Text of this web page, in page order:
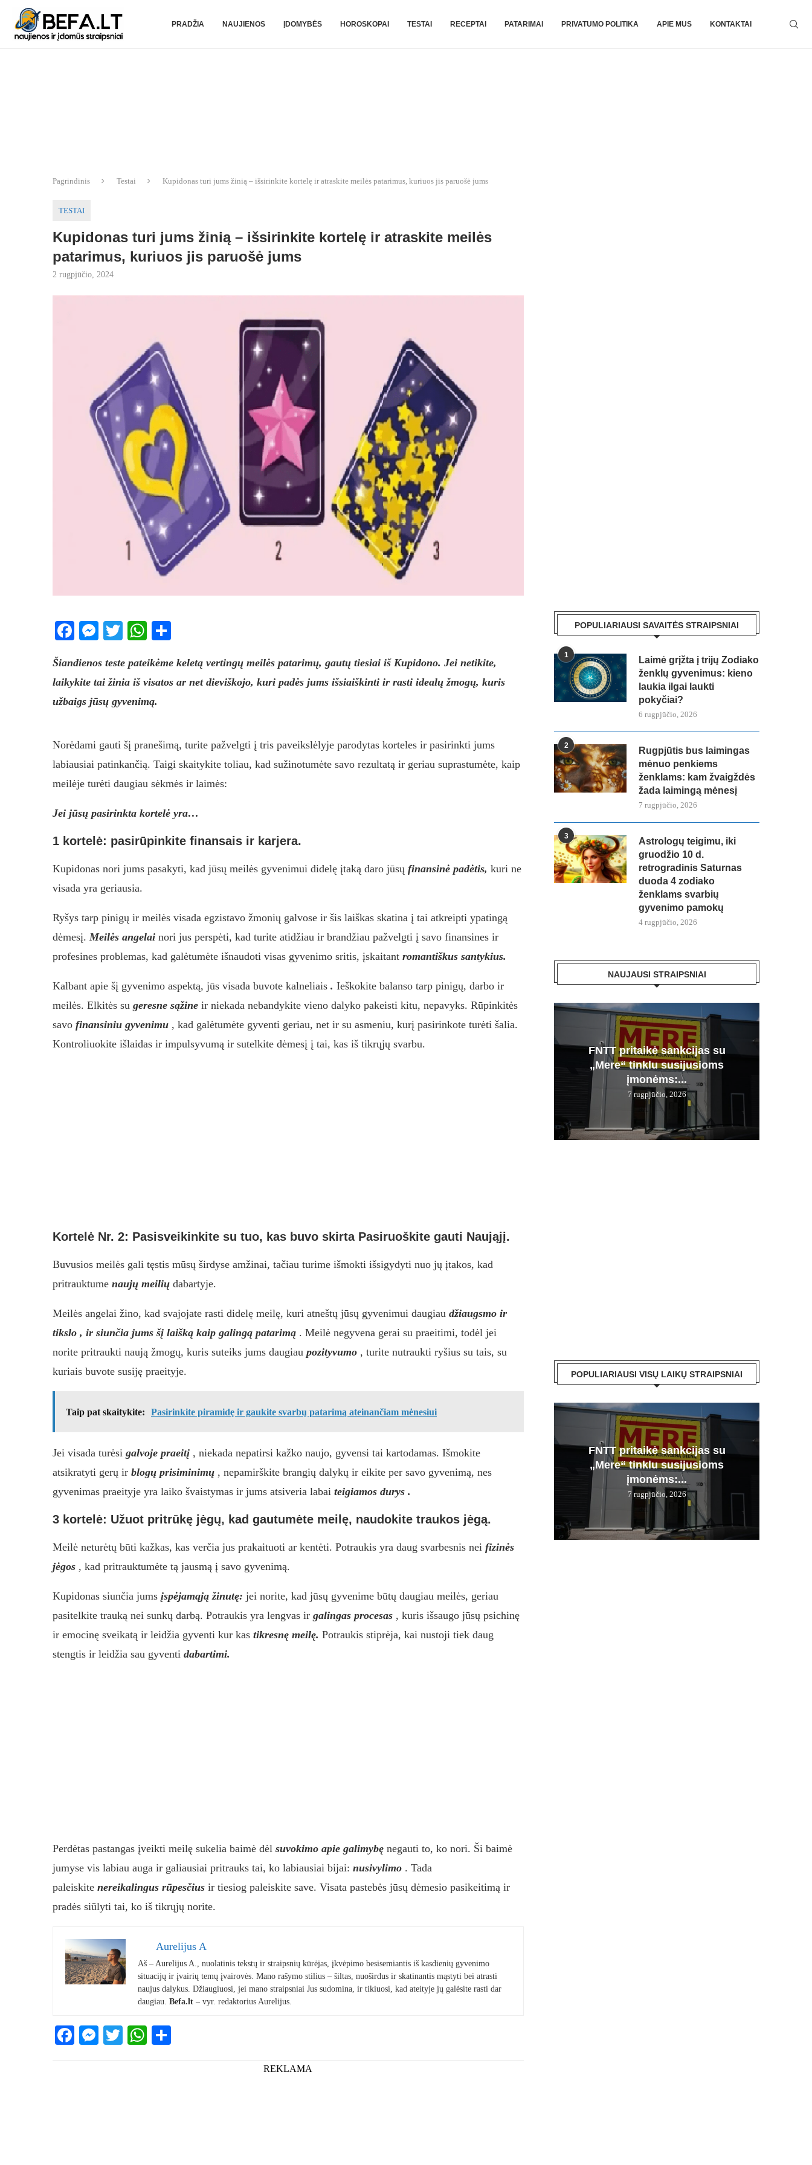
PRADŽIA NAUJIENOS ĮDOMYBĖS HOROSKOPAI TESTAI RECEPTAI PATARIMAI PRIVATUMO POLITIKA APIE MUS KONTAKTAI
Pagrindinis Testai Kupidonas turi jums žinią – išsirinkite kortelę ir atraskite meilės patarimus, kuriuos jis paruošė jums
TESTAI
Kupidonas turi jums žinią – išsirinkite kortelę ir atraskite meilės
patarimus, kuriuos jis paruošė jums
2 rugpjūčio, 2024
Facebook
Messenger
TwitterWhatsApp
Šiandienos teste pateikėme keletą vertingų meilės patarimų, gautų tiesiai iš Kupidono. Jei netikite,
laikykite tai žinia iš visatos ar net dieviškojo, kuri padės jums išsiaiškinti ir rasti idealų žmogų, kuris
užbaigs jūsų gyvenimą.
Norėdami gauti šį pranešimą, turite pažvelgti į tris paveikslėlyje parodytas korteles ir pasirinkti jums
labiausiai patinkančią. Taigi skaitykite toliau, kad sužinotumėte savo rezultatą ir geriau suprastumėte, kaip
meilėje turėti daugiau sėkmės ir laimės:
Jei jūsų pasirinkta kortelė yra…
1 kortelė: pasirūpinkite finansais ir karjera.
Kupidonas nori jums pasakyti, kad jūsų meilės gyvenimui didelę įtaką daro jūsų finansinė padėtis, kuri ne
visada yra geriausia.
Ryšys tarp pinigų ir meilės visada egzistavo žmonių galvose ir šis laiškas skatina į tai atkreipti ypatingą
dėmesį. Meilės angelai nori jus perspėti, kad turite atidžiau ir brandžiau pažvelgti į savo finansines ir
profesines problemas, kad galėtumėte išnaudoti visas gyvenimo sritis, įskaitant romantiškus santykius.
Kalbant apie šį gyvenimo aspektą, jūs visada buvote kalneliais . Ieškokite balanso tarp pinigų, darbo ir
meilės. Elkitės su geresne sąžine ir niekada nebandykite vieno dalyko pakeisti kitu, nepavyks. Rūpinkitės
savo finansiniu gyvenimu , kad galėtumėte gyventi geriau, net ir su asmeniu, kurį pasirinkote turėti šalia.
Kontroliuokite išlaidas ir impulsyvumą ir sutelkite dėmesį į tai, kas iš tikrųjų svarbu.
Kortelė Nr. 2: Pasisveikinkite su tuo, kas buvo skirta Pasiruoškite gauti Naująjį.
Buvusios meilės gali tęstis mūsų širdyse amžinai, tačiau turime išmokti išsigydyti nuo jų įtakos, kad
pritrauktume naujų meilių dabartyje.
Meilės angelai žino, kad svajojate rasti didelę meilę, kuri atneštų jūsų gyvenimui daugiau džiaugsmo ir
tikslo , ir siunčia jums šį laišką kaip galingą patarimą . Meilė negyvena gerai su praeitimi, todėl jei
norite pritraukti naują žmogų, kuris suteiks jums daugiau pozityvumo , turite nutraukti ryšius su tais, su
kuriais buvote susiję praeityje.
Taip pat skaitykite: Pasirinkite piramidę ir gaukite svarbų patarimą ateinančiam mėnesiui
Jei visada turėsi galvoje praeitį , niekada nepatirsi kažko naujo, gyvensi tai kartodamas. Išmokite
atsikratyti gerų ir blogų prisiminimų , nepamirškite brangių dalykų ir eikite per savo gyvenimą, nes
gyvenimas praeityje yra laiko švaistymas ir jums atsiveria labai teigiamos durys .
3 kortelė: Užuot pritrūkę jėgų, kad gautumėte meilę, naudokite traukos jėgą.
Meilė neturėtų būti kažkas, kas verčia jus prakaituoti ar kentėti. Potraukis yra daug svarbesnis nei fizinės
jėgos , kad pritrauktumėte tą jausmą į savo gyvenimą.
Kupidonas siunčia jums įspėjamąją žinutę: jei norite, kad jūsų gyvenime būtų daugiau meilės, geriau
pasitelkite trauką nei sunkų darbą. Potraukis yra lengvas ir galingas procesas , kuris išsaugo jūsų psichinę
ir emocinę sveikatą ir leidžia gyventi kur kas tikresnę meilę. Potraukis stiprėja, kai nustoji tiek daug
stengtis ir leidžia sau gyventi dabartimi.
Perdėtas pastangas įveikti meilę sukelia baimė dėl suvokimo apie galimybę negauti to, ko nori. Ši baimė
jumyse vis labiau auga ir galiausiai pritrauks tai, ko labiausiai bijai: nusivylimo . Tada
paleiskite nereikalingus rūpesčius ir tiesiog paleiskite save. Visata pastebės jūsų dėmesio pasikeitimą ir
pradės siūlyti tai, ko iš tikrųjų norite.
Aurelijus A
Aš – Aurelijus A., nuolatinis tekstų ir straipsnių kūrėjas, įkvėpimo besisemiantis iš kasdienių gyvenimo
situacijų ir įvairių temų įvairovės. Mano rašymo stilius – šiltas, nuoširdus ir skatinantis mąstyti bei atrasti
naujus dalykus. Džiaugiuosi, jei mano straipsniai Jus sudomina, ir tikiuosi, kad ateityje jų galėsite rasti dar
daugiau. Befa.lt – vyr. redaktorius Aurelijus.
Facebook
Messenger
TwitterWhatsApp
REKLAMA
POPULIARIAUSI SAVAITĖS STRAIPSNIAI
1
Laimė grįžta į trijų Zodiako
ženklų gyvenimus: kieno
laukia ilgai laukti
pokyčiai?
6 rugpjūčio, 2026
2
Rugpjūtis bus laimingas
mėnuo penkiems
ženklams: kam žvaigždės
žada laimingą mėnesį
7 rugpjūčio, 2026
3
Astrologų teigimu, iki
gruodžio 10 d.
retrogradinis Saturnas
duoda 4 zodiako
ženklams svarbių
gyvenimo pamokų
4 rugpjūčio, 2026
NAUJAUSI STRAIPSNIAI
FNTT pritaikė sankcijas su
„Mere“ tinklu susijusioms
įmonėms:...
7 rugpjūčio, 2026
POPULIARIAUSI VISŲ LAIKŲ STRAIPSNIAI
FNTT pritaikė sankcijas su
„Mere“ tinklu susijusioms
įmonėms:...
7 rugpjūčio, 2026